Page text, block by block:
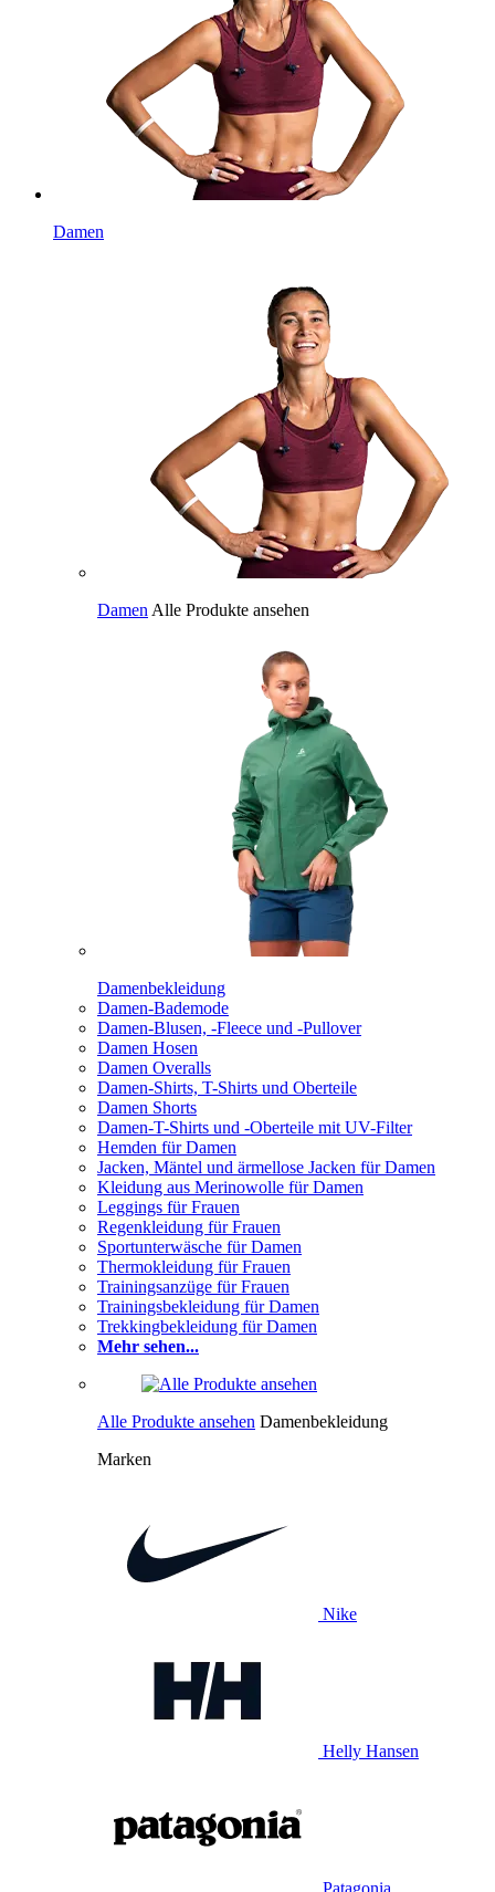
Damen
Damen Alle Produkte ansehen
Damenbekleidung
Damen-Bademode
Damen-Blusen, -Fleece und -Pullover
Damen Hosen
Damen Overalls
Damen-Shirts, T-Shirts und Oberteile
Damen Shorts
Damen-T-Shirts und -Oberteile mit UV-Filter
Hemden für Damen
Jacken, Mäntel und ärmellose Jacken für Damen
Kleidung aus Merinowolle für Damen
Leggings für Frauen
Regenkleidung für Frauen
Sportunterwäsche für Damen
Thermokleidung für Frauen
Trainingsanzüge für Frauen
Trainingsbekleidung für Damen
Trekkingbekleidung für Damen
Mehr sehen...
Alle Produkte ansehen Damenbekleidung
Marken
Nike
Helly Hansen
Patagonia